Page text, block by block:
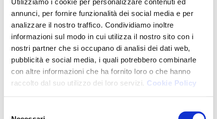
annunci, per fornire funzionalità dei social media e per
analizzare il nostro traffico. Condividiamo inoltre
informazioni sul modo in cui utilizza il nostro sito con i
nostri partner che si occupano di analisi dei dati web,
pubblicità e social media, i quali potrebbero combinarle
con altre informazioni che ha fornito loro o che hanno
raccolto dal suo utilizzo dei loro servizi. Cookie Policy
PDF
N.79 - IL NUOVO TRATTAMENTO
DEI CREDITI TRIBUTARI E
CONTRIBUTIVI(pdf)
DownloadN.79 - IL NUOVO TRATTAMENTO
(1547 KB)
AREA 1 ISTITUZIONALE,
ORDINAMENTO E TUTELA DELLA